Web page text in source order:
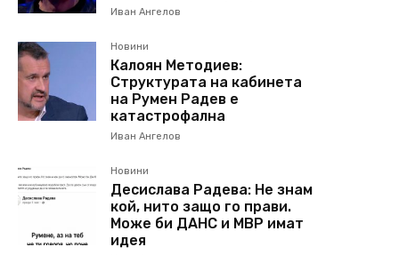
Иван Ангелов
Новини
Калоян Методиев:
Структурата на кабинета
на Румен Радев е
катастрофална
Иван Ангелов
Новини
Десислава Радева: Не знам
кой, нито защо го прави.
Може би ДАНС и МВР имат
идея